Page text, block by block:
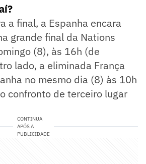
a final, a Espanha encara
grande final da Nations
(8), às 16h (de
lado, a eliminada França
no mesmo dia (8) às 10h
confronto de terceiro lugar
CONTINUA
APÓS A
PUBLICIDADE